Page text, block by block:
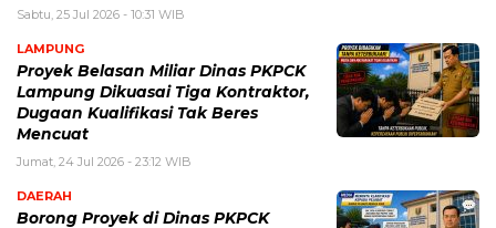
Sabtu, 25 Jul 2026 - 10:31 WIB
LAMPUNG
Proyek Belasan Miliar Dinas PKPCK
Lampung Dikuasai Tiga Kontraktor,
Dugaan Kualifikasi Tak Beres
Mencuat
Jumat, 24 Jul 2026 - 23:12 WIB
DAERAH
Borong Proyek di Dinas PKPCK